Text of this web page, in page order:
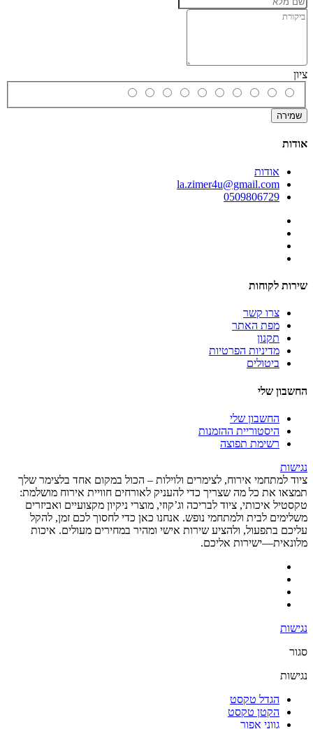
ציון
שמירה
אודות
אודות
la.zimer4u@gmail.com
0509806729
שירות לקוחות
צרו קשר
מפת האתר
תקנון
מדיניות הפרטיות
ביטולים
החשבון שלי
החשבון שלי
היסטוריית ההזמנות
רשימת תפוצה
נגישות
ציוד למתחמי אירוח, לצימרים ולוילות – הכול במקום אחד בלצימר שלך
תמצאו את כל מה שצריך כדי להעניק לאורחים חוויית אירוח מושלמת:
טקסטיל איכותי, ציוד לבריכה וג’קוזי, מוצרי ניקיון מקצועיים ואביזרים
משלימים לבית ולמתחמי נופש. אנחנו כאן כדי לחסוך לכם זמן, להקל
עליכם בתפעול, ולהציע שירות אישי ומהיר במחירים מעולים. איכות
מלונאית—ישירות אליכם.
נגישות
סגור
נגישות
הגדל טקסט
הקטן טקסט
גווני אפור